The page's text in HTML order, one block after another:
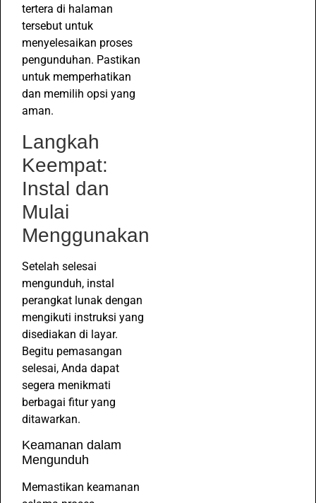
tertera di halaman
tersebut untuk
menyelesaikan proses
pengunduhan. Pastikan
untuk memperhatikan
dan memilih opsi yang
aman.
Langkah
Keempat:
Instal dan
Mulai
Menggunakan
Setelah selesai
mengunduh, instal
perangkat lunak dengan
mengikuti instruksi yang
disediakan di layar.
Begitu pemasangan
selesai, Anda dapat
segera menikmati
berbagai fitur yang
ditawarkan.
Keamanan dalam
Mengunduh
Memastikan keamanan